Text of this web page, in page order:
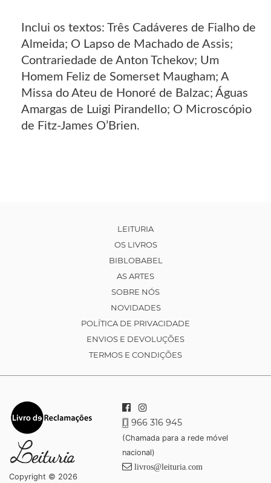
Inclui os textos: Três Cadáveres de Fialho de
Almeida; O Lapso de Machado de Assis;
Contrariedade de Anton Tchekov; Um
Homem Feliz de Somerset Maugham; A
Missa do Ateu de Honoré de Balzac; Águas
Amargas de Luigi Pirandello; O Microscópio
de Fitz-James O’Brien.
LEITURIA
OS LIVROS
BIBLOBABEL
AS ARTES
SOBRE NÓS
NOVIDADES
POLÍTICA DE PRIVACIDADE
ENVIOS E DEVOLUÇÕES
TERMOS E CONDIÇÕES
Copyright © 2026
966 316 945
(Chamada para a rede móvel
nacional)
livros@leituria.com